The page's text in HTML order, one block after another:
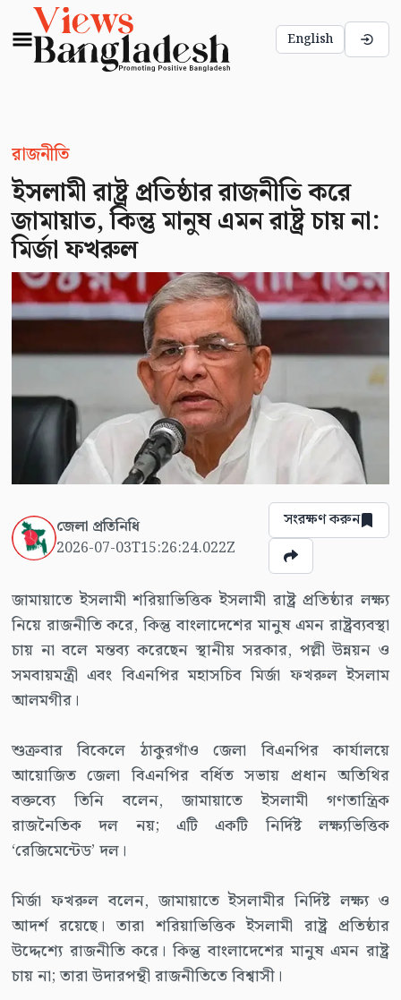
English
রাজনীতি
ইসলামী রাষ্ট্র প্রতিষ্ঠার রাজনীতি করে
জামায়াত, কিন্তু মানুষ এমন রাষ্ট্র চায় না:
মির্জা ফখরুল
জেলা প্রতিনিধি
2026-07-03T15:26:24.022Z
সংরক্ষণ করুন
জামায়াতে ইসলামী শরিয়াভিত্তিক ইসলামী রাষ্ট্র প্রতিষ্ঠার লক্ষ্য
নিয়ে রাজনীতি করে, কিন্তু বাংলাদেশের মানুষ এমন রাষ্ট্রব্যবস্থা
চায় না বলে মন্তব্য করেছেন স্থানীয় সরকার, পল্লী উন্নয়ন ও
সমবায়মন্ত্রী এবং বিএনপির মহাসচিব মির্জা ফখরুল ইসলাম
আলমগীর।
শুক্রবার বিকেলে ঠাকুরগাঁও জেলা বিএনপির কার্যালয়ে
আয়োজিত জেলা বিএনপির বর্ধিত সভায় প্রধান অতিথির
বক্তব্যে তিনি বলেন, জামায়াতে ইসলামী গণতান্ত্রিক
রাজনৈতিক দল নয়; এটি একটি নির্দিষ্ট লক্ষ্যভিত্তিক
‘রেজিমেন্টেড’ দল।
মির্জা ফখরুল বলেন, জামায়াতে ইসলামীর নির্দিষ্ট লক্ষ্য ও
আদর্শ রয়েছে। তারা শরিয়াভিত্তিক ইসলামী রাষ্ট্র প্রতিষ্ঠার
উদ্দেশ্যে রাজনীতি করে। কিন্তু বাংলাদেশের মানুষ এমন রাষ্ট্র
চায় না; তারা উদারপন্থী রাজনীতিতে বিশ্বাসী।